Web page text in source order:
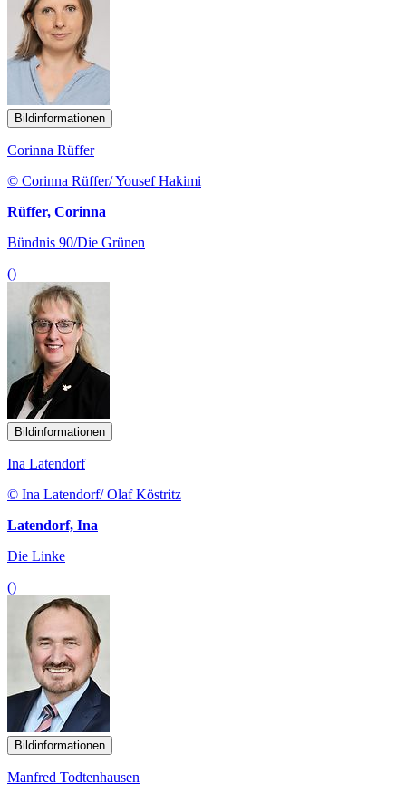
Bildinformationen
Corinna Rüffer
© Corinna Rüffer/ Yousef Hakimi
Rüffer, Corinna
Bündnis 90/Die Grünen
()
Bildinformationen
Ina Latendorf
© Ina Latendorf/ Olaf Köstritz
Latendorf, Ina
Die Linke
()
Bildinformationen
Manfred Todtenhausen